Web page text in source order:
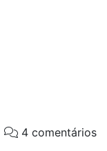
4 comentários